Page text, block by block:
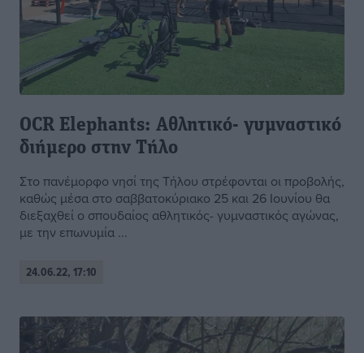
OCR Elephants: Αθλητικό- γυμναστικό
διήμερο στην Τήλο
Στο πανέμορφο νησί της Τήλου στρέφονται οι προβολής,
καθώς μέσα στο σαββατοκύριακο 25 και 26 Ιουνίου θα
διεξαχθεί ο σπουδαίος αθλητικός- γυμναστικός αγώνας,
με την επωνυμία ...
24.06.22, 17:10